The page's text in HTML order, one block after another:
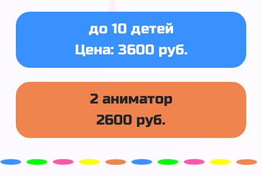
до 10 детей
Цена: 3600 руб.
2 аниматор
2600 руб.